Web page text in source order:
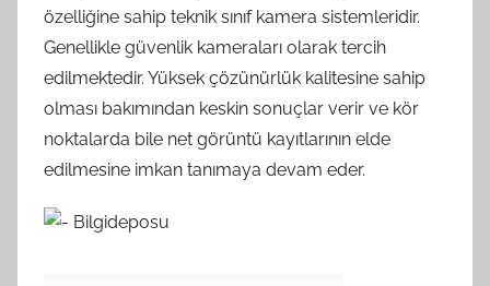
özelliğine sahip teknik sınıf kamera sistemleridir.
Genellikle güvenlik kameraları olarak tercih
edilmektedir. Yüksek çözünürlük kalitesine sahip
olması bakımından keskin sonuçlar verir ve kör
noktalarda bile net görüntü kayıtlarının elde
edilmesine imkan tanımaya devam eder.